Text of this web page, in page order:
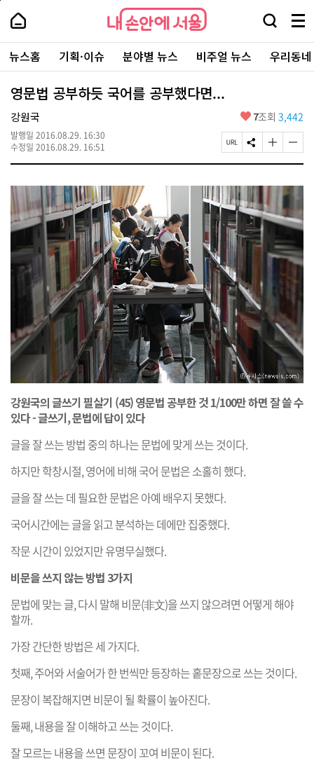
본
로
가
내
손
안
에
서
울
-
서
울
시
대
표
소
포
털
내
손
에
울
검
창
열
기
메
뉴
전
체
보
주
요
서
뉴스홈 기획·이슈 분야별 뉴스 비주얼 뉴스 우리동
영문법 공부하듯 국어를 공부했다면...
강원국
발행일 2016.08.29. 16:30
수정일 2016.08.29. 16:51
좋
요
7조회 3,442
페
이
U
R
L
복
사
S
N
공
유
하
기
글
자
기
변
경
하
기
글
자
기
작
게
변
경
하
기
강원국의 글쓰기 필살기 (45)영문법 공부한 것1/100만 하면 잘 쓸 수
있다 -글쓰기, 문법에 답이 있다
글을 잘 쓰는 방법 중의 하나는 문법에 맞게 쓰는 것이다.
하지만 학창시절, 영어에 비해 국어 문법은 소홀히 했다.
글을 잘 쓰는 데 필요한 문법은 아예 배우지 못했다.
국어시간에는 글을 읽고 분석하는 데에만 집중했다.
작문 시간이 있었지만 유명무실했다.
비문을 쓰지 않는 방법 3가지
문법에 맞는 글, 다시 말해 비문(非文)을 쓰지 않으려면 어떻게 해야
할까.
가장 간단한 방법은 세 가지다.
첫째, 주어와 서술어가 한 번씩만 등장하는 홑문장으로 쓰는 것이다.
문장이 복잡해지면 비문이 될 확률이 높아진다.
둘째, 내용을 잘 이해하고 쓰는 것이다.
잘 모르는 내용을 쓰면 문장이 꼬여 비문이 된다.
페
상
단
로